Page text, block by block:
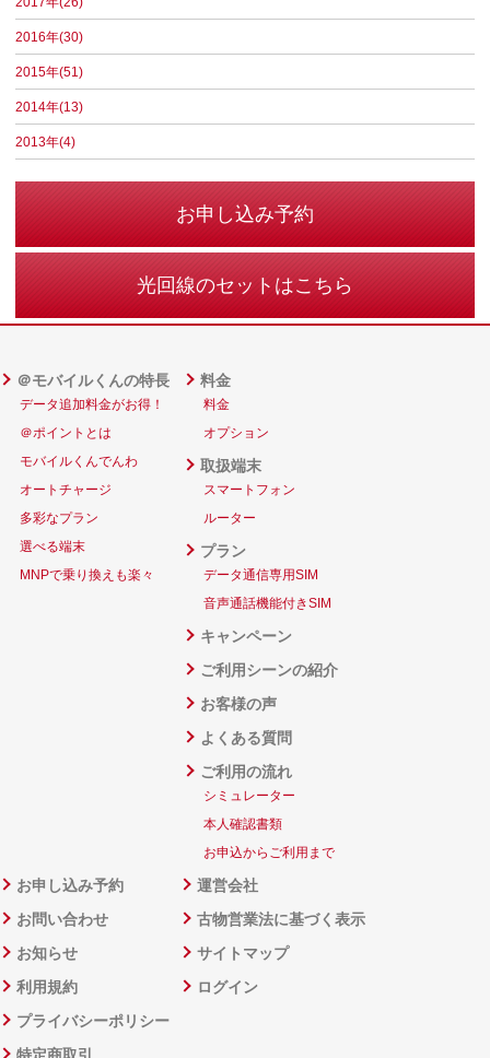
2016年(30)
2015年(51)
2014年(13)
2013年(4)
お申し込み予約
光回線のセットはこちら
＠モバイルくんの特長
データ追加料金がお得！
＠ポイントとは
モバイルくんでんわ
オートチャージ
多彩なプラン
選べる端末
MNPで乗り換えも楽々
料金
料金
オプション
取扱端末
スマートフォン
ルーター
プラン
データ通信専用SIM
音声通話機能付きSIM
キャンペーン
ご利用シーンの紹介
お客様の声
よくある質問
ご利用の流れ
シミュレーター
本人確認書類
お申込からご利用まで
お申し込み予約
お問い合わせ
お知らせ
利用規約
プライバシーポリシー
運営会社
古物営業法に基づく表示
サイトマップ
ログイン